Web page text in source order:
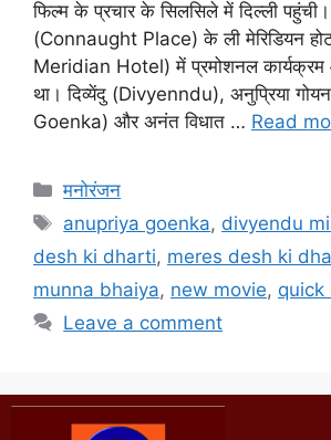
फिल्म के प्रचार के सिलसिले में दिल्ली
(Connaught Place) के ली मेरिडियन
Meridian Hotel) में प्रमोशनल कार्यक्रम
था। दिव्येंदु (Divyenndu), अनुप्रिया
Goenka) और अनंत विधात … Read
मनोरंजन
anupriya goenka, divyendu
desh ki dharti, meres desh ki
munna bhaiya, new movie, quick
Leave a comment